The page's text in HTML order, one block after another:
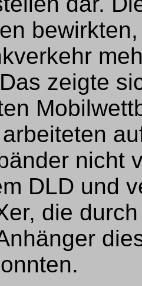
zeigte
nicht
DLD und
die